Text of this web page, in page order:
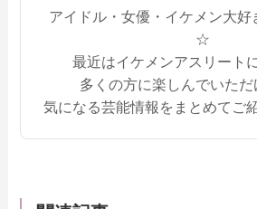
アイドル・女優・イケメン大好
☆
最近はイケメンアスリート
多くの方に楽しんでいただ
気になる芸能情報をまとめてご